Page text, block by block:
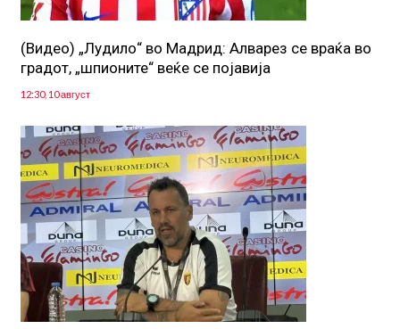
(Видео) „Лудило“ во Мадрид: Алварез се враќа во
градот, „шпионите“ веќе се појавија
12:30, 10 август